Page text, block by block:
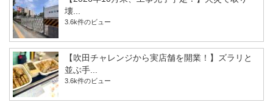
壊...
3.6k件のビュー
【吹田チャレンジから実店舗を開業！】ズラリと
並ぶ手...
3.6k件のビュー